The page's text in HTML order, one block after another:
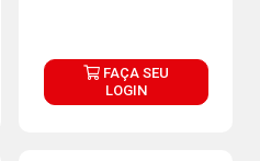
FAÇA SEU
LOGIN